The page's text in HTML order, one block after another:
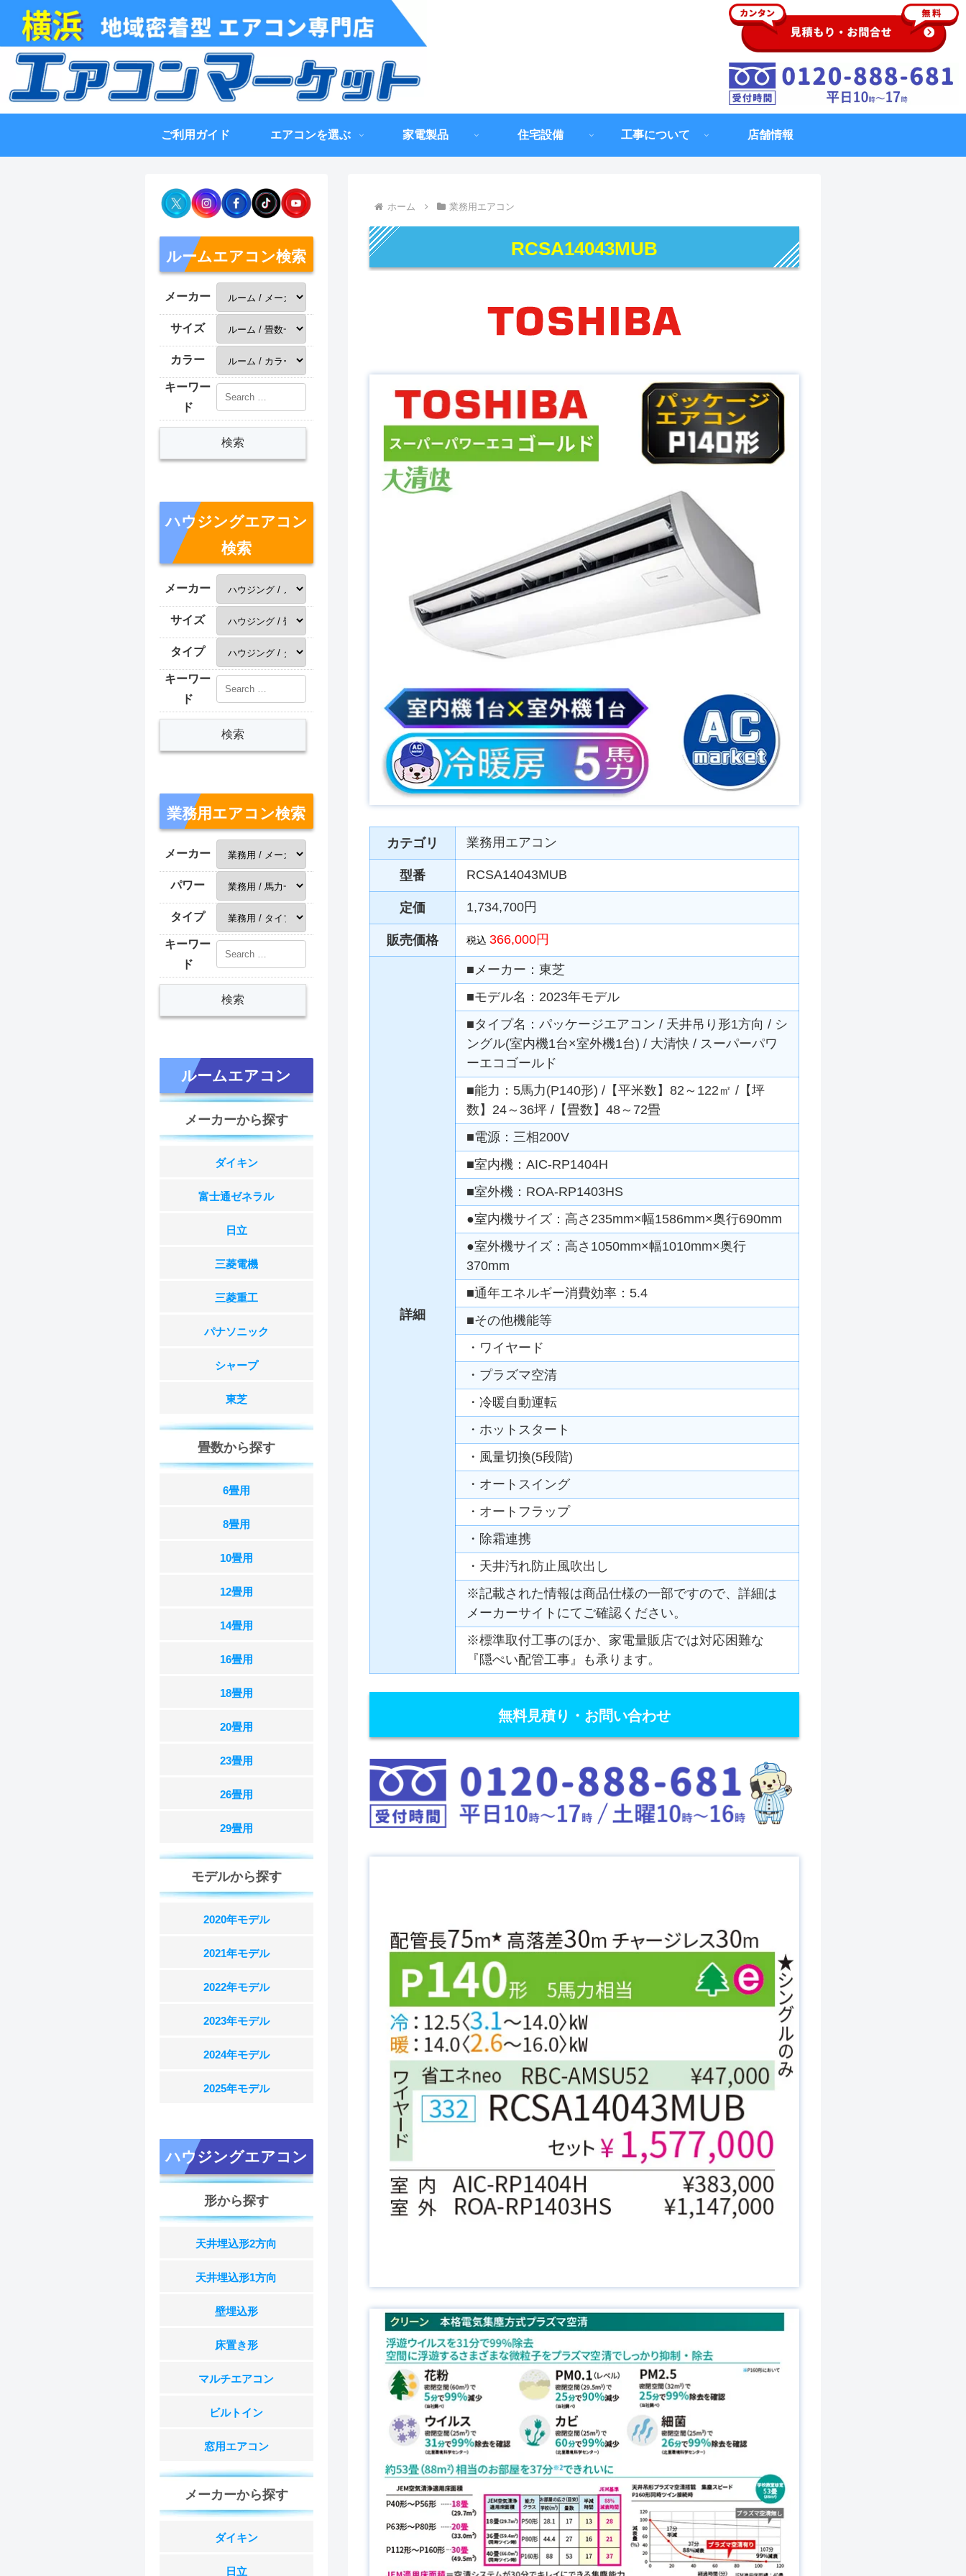
ご利用ガイド エアコンを選ぶ 家電製品 住宅設備 工事について 店舗情報
ホーム 業務用エアコン
RCSA14043MUB
カテゴリ 業務用エアコン
型番 RCSA14043MUB
定価 1,734,700円
販売価格 税込 366,000円
詳細
■メーカー：東芝
■モデル名：2023年モデル
■タイプ名：パッケージエアコン / 天井吊り形1方向 / シ
ングル(室内機1台×室外機1台) / 大清快 / スーパーパワ
ーエコゴールド
■能力：5馬力(P140形) /【平米数】82～122㎡ /【坪
数】24～36坪 /【畳数】48～72畳
■電源：三相200V
■室内機：AIC-RP1404H
■室外機：ROA-RP1403HS
●室内機サイズ：高さ235mm×幅1586mm×奥行690mm
●室外機サイズ：高さ1050mm×幅1010mm×奥行
370mm
■通年エネルギー消費効率：5.4
■その他機能等
・ワイヤード
・プラズマ空清
・冷暖自動運転
・ホットスタート
・風量切換(5段階)
・オートスイング
・オートフラップ
・除霜連携
・天井汚れ防止風吹出し
※記載された情報は商品仕様の一部ですので、詳細は
メーカーサイトにてご確認ください。
※標準取付工事のほか、家電量販店では対応困難な
『隠ぺい配管工事』も承ります。
無料見積り・お問い合わせ
ルームエアコン検索
メーカー
サイズ
カラー
キーワー
ド
ハウジングエアコン
検索
メーカー
サイズ
タイプ
キーワー
ド
業務用エアコン検索
メーカー
パワー
タイプ
キーワー
ド
ルームエアコン
メーカーから探す
ダイキン
富士通ゼネラル
日立
三菱電機
三菱重工
パナソニック
シャープ
東芝
畳数から探す
6畳用
8畳用
10畳用
12畳用
14畳用
16畳用
18畳用
20畳用
23畳用
26畳用
29畳用
モデルから探す
2020年モデル
2021年モデル
2022年モデル
2023年モデル
2024年モデル
2025年モデル
ハウジングエアコン
形から探す
天井埋込形2方向
天井埋込形1方向
壁埋込形
床置き形
マルチエアコン
ビルトイン
窓用エアコン
メーカーから探す
ダイキン
日立